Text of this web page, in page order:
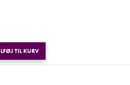
TIL KURV